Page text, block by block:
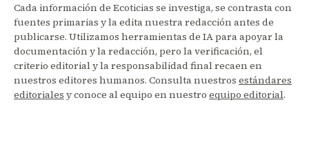
Cada información de Ecoticias se investiga, se contrasta con
fuentes primarias y la edita nuestra redacción antes de
publicarse. Utilizamos herramientas de IA para apoyar la
documentación y la redacción, pero la verificación, el
criterio editorial y la responsabilidad final recaen en
nuestros editores humanos. Consulta nuestros estándares
editoriales y conoce al equipo en nuestro equipo editorial.